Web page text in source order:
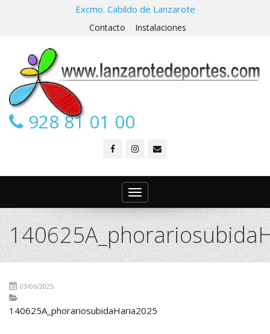
Excmo. Cabildo de Lanzarote
Contacto Instalaciones
928 81 01 00
Toggle
navigation
03/06/2025
140625A_phorariosubidaHaria2025